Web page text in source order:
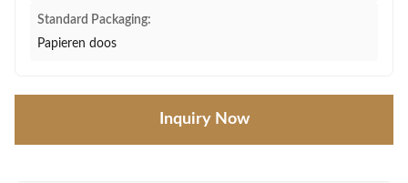
Standard Packaging:
Papieren doos
Inquiry Now